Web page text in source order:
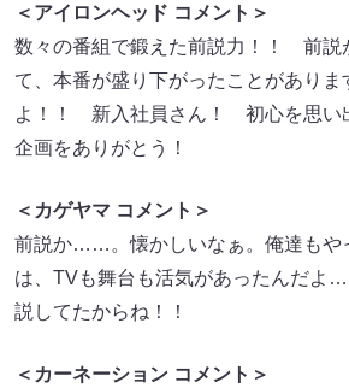
＜アイロンヘッド コメント＞
数々の番組で鍛えた前説力！！ 前説
て、本番が盛り下がったことがありま
よ！！ 新入社員さん！ 初心を思い
企画をありがとう！
＜カゲヤマ コメント＞
前説か……。懐かしいなぁ。俺達もや
は、TVも舞台も活気があったんだよ
説してたからね！！
＜カーネーション コメント＞